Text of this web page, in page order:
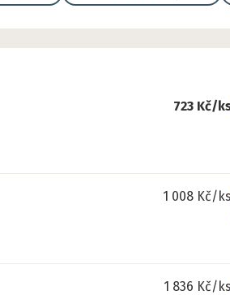
723 Kč/
1 008 Kč/ks
1 836 Kč/ks